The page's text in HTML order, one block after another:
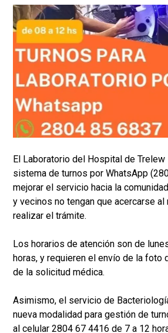
El Laboratorio del Hospital de Trelew
sistema de turnos por WhatsApp
mejorar el servicio hacia la
y vecinos no tengan que acercarse
realizar el trámite.
Los horarios de atención son de
horas, y requieren el envío de la foto
de la solicitud médica.
Asimismo, el servicio de
nueva modalidad para gestión de
al celular 2804 67 4416 de 7 a 12